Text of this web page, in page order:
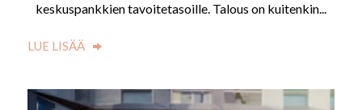
keskuspankkien tavoitetasoille. Talous on kuitenkin...
LUE LISÄÄ